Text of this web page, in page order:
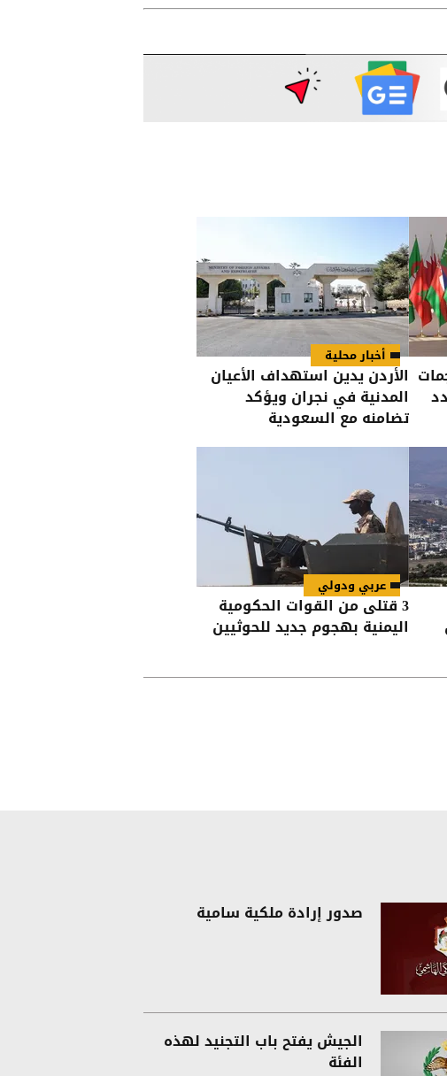
أخبار محلية
الأردن يدين استهداف الأعيان
المدنية في نجران ويؤكد
تضامنه مع السعودية
عربي ودولي
3 قتلى من القوات الحكومية
اليمنية بهجوم جديد للحوثيين
صدور إرادة ملكية سامية
الجيش يفتح باب التجنيد لهذه
الفئة